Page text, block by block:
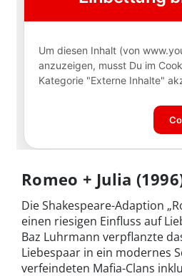
Romeo + Julia
Die Shakespeare-Adaption
einen riesigen Einfluss auf
Baz Luhrmann verpflanzte
Liebespaar in ein modernes
verfeindeten Mafia-Clans